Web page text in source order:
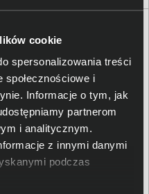
cookie
spersonalizowania treści
społecznościowe i
Informacje o tym, jak
partnerom
i analitycznym.
z innymi danymi
podczas